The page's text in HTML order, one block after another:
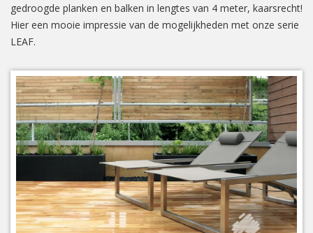
gedroogde planken en balken in lengtes van 4 meter, kaarsrecht!
Hier een mooie impressie van de mogelijkheden met onze serie
LEAF.